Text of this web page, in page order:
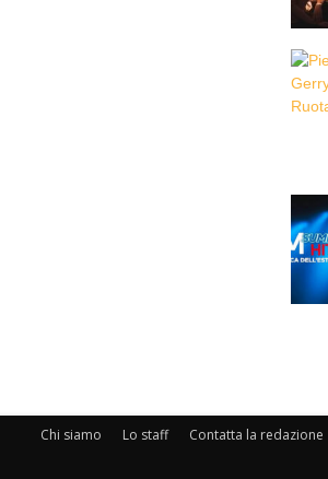
Chi siamo Lo staff Contatta la redazione